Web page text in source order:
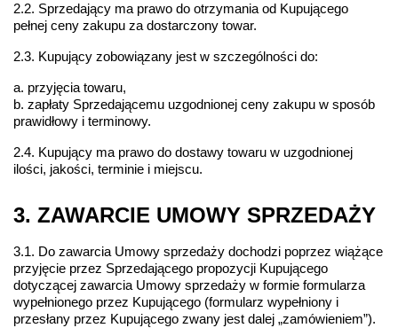
2.2. Sprzedający ma prawo do otrzymania od Kupującego
pełnej ceny zakupu za dostarczony towar.
2.3. Kupujący zobowiązany jest w szczególności do:
a. przyjęcia towaru,
b. zapłaty Sprzedającemu uzgodnionej ceny zakupu w sposób
prawidłowy i terminowy.
2.4. Kupujący ma prawo do dostawy towaru w uzgodnionej
ilości, jakości, terminie i miejscu.
3. ZAWARCIE UMOWY SPRZEDAŻY
3.1. Do zawarcia Umowy sprzedaży dochodzi poprzez wiążące
przyjęcie przez Sprzedającego propozycji Kupującego
dotyczącej zawarcia Umowy sprzedaży w formie formularza
wypełnionego przez Kupującego (formularz wypełniony i
przesłany przez Kupującego zwany jest dalej „zamówieniem”).